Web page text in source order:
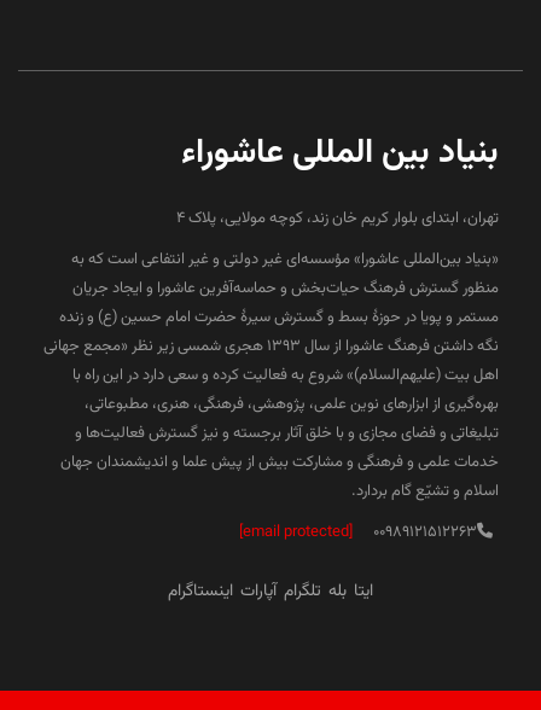
بنیاد بین المللی عاشوراء
تهران، ابتدای بلوار کریم خان زند، کوچه مولایی، پلاک 4
«بنیاد بین‌المللی عاشورا» مؤسسه‌ای غیر دولتی و غیر انتفاعی است که به
منظور گسترش فرهنگ حیات‌بخش و حماسه‌آفرین عاشورا و ایجاد جریان
مستمر و پویا در حوزۀ بسط و گسترش سیرۀ حضرت امام حسین (ع) و زنده
نگه داشتن فرهنگ عاشورا از سال ۱۳۹۳ هجری شمسی زیر نظر «مجمع جهانی
اهل بیت (علیهم‌السلام)» شروع به فعالیت کرده و سعی دارد در این راه با
بهره‌گیری از ابزارهای نوین علمی، پژوهشی، فرهنگی، هنری، مطبوعاتی،
تبلیغاتی و فضای مجازی و با خلق آثار برجسته و نیز گسترش فعالیت‌ها و
خدمات علمی و فرهنگی و مشارکت بیش از پیش علما و اندیشمندان جهان
اسلام و تشیّع گام بردارد.
00989121512263
[email protected]
ایتا بله تلگرام آپارات اینستاگرام